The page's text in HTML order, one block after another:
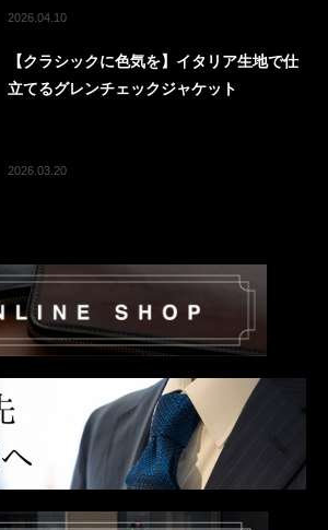
2026.04.10
【クラシックに色気を】イタリア生地で仕
立てるグレンチェックジャケット
2026.03.20